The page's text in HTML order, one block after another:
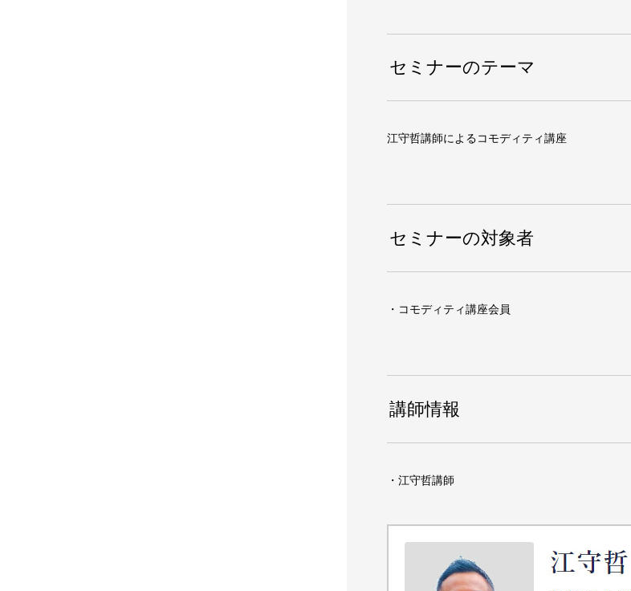
セミナーのテーマ
江守哲講師によるコモディティ講座
セミナーの対象者
・コモディティ講座会員
講師情報
・江守哲講師